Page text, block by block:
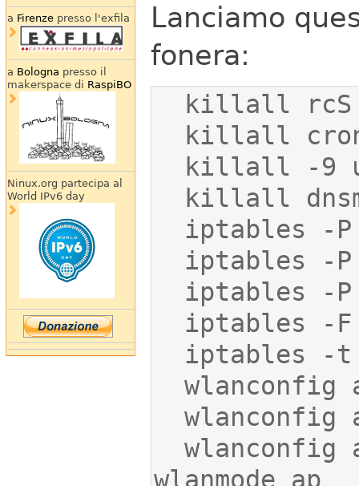
a Firenzepresso l'exfila
a Bologna presso il
makerspace di RaspiBO
Ninux.org partecipa al
World IPv6 day
Lanciamo
fonera:
  wlanconfig ath0 create wlandev wifi0